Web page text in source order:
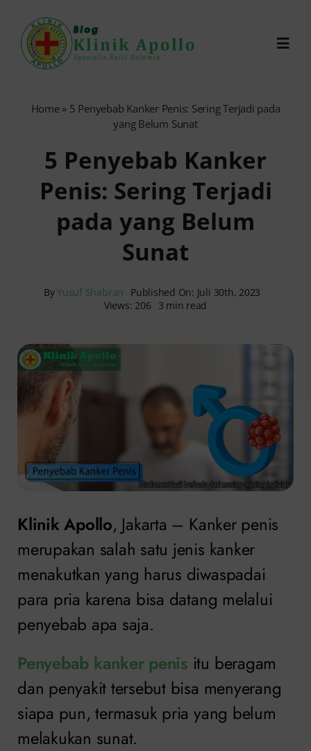
content
Reservasi Online
Home» 5 Penyebab Kanker Penis: Sering Terjadi pada
yang Belum Sunat
5 Penyebab Kanker
Penis: Sering Terjadi
pada yang Belum
Sunat
ByYusuf Shabran
Published On: Juli 30th, 2023
Views: 206
3 min read
Klinik Apollo, Jakarta – Kanker penis
merupakan salah satu jenis kanker
menakutkan yang harus diwaspadai
para pria karena bisa datang melalui
penyebab apa saja.
Penyebab kanker penis itu beragam
dan penyakit tersebut bisa menyerang
siapa pun, termasuk pria yang belum
melakukan sunat.